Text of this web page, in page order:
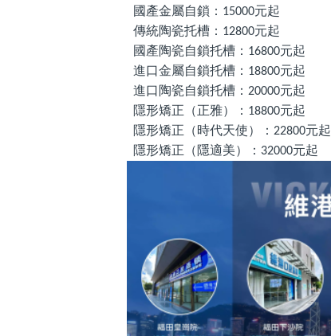
國產金屬自鎖： 15000元起
傳統陶瓷托槽： 12800元起
國產陶瓷自鎖托槽： 16800元起
進口金屬自鎖托槽： 18800元起
進口陶瓷自鎖托槽： 20000元起
隱形矯正（正雅）： 18800元起
隱形矯正（時代天使）： 22800元起
隱形矯正（隱適美）： 32000元起